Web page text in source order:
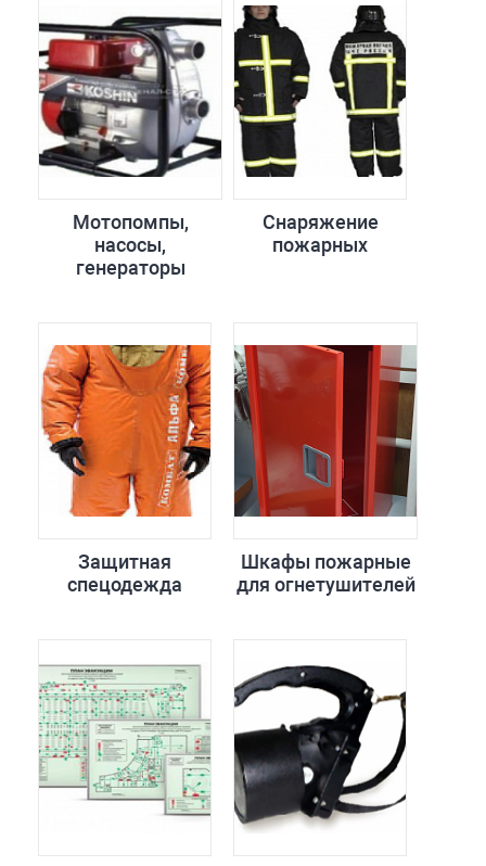
Мотопомпы,
насосы,
генераторы
Снаряжение
пожарных
Защитная
спецодежда
Шкафы пожарные
для огнетушителей